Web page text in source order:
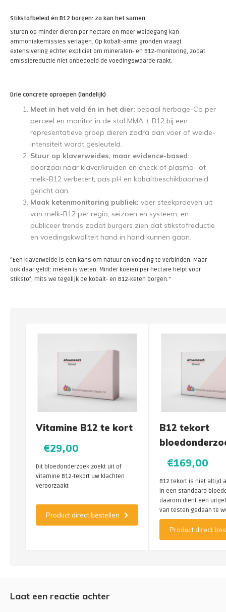
Stikstofbeleid én B12 borgen: zo kan het samen
Sturen op minder dieren per hectare en meer weidegang kan
ammoniakemissies verlagen. Op kobalt-arme gronden vraagt
extensivering echter expliciet om mineralen- en B12-monitoring, zodat
emissiereductie niet onbedoeld de voedingswaarde raakt.
Drie concrete oproepen (landelijk)
Meet in het veld én in het dier: bepaal herbage-Co per
perceel en monitor in de stal MMA ± B12 bij een
representatieve groep dieren zodra aan voer of weide-
intensiteit wordt gesleuteld.
Stuur op klaverweides, maar evidence-based:
doorzaai naar klaver/kruiden en check of plasma- of
melk-B12 verbetert; pas pH en kobaltbeschikbaarheid
gericht aan.
Maak ketenmonitoring publiek: voer steekproeven uit
van melk-B12 per regio, seizoen en systeem, en
publiceer trends zodat burgers zien dat stikstofreductie
en voedingskwaliteit hand in hand kunnen gaan.
“Een klaverweide is een kans om natuur en voeding te verbinden. Maar
ook daar geldt: meten is weten. Minder koeien per hectare helpt voor
stikstof, mits we tegelijk de kobalt- en B12-keten borgen.”
Vitamine B12 te kort
€29,00
Dit bloedonderzoek zoekt uit of
vitamine B12-tekort uw klachten
veroorzaakt
Product direct bestellen
B12 tekort
uitgebreid
€169,00
B12 tekort is niet altijd
in een standaard
daarom dient een
van testen gedaan te
het probleem te
Product direct
Laat een reactie achter